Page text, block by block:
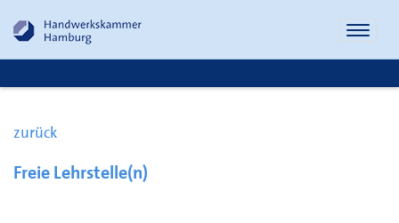
zurück
Freie Lehrstelle(n)